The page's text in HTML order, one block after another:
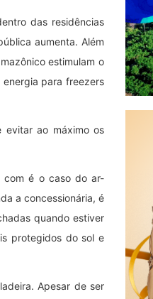
das residências
aumenta. Além
estimulam o
para freezers
evitar ao máximo os
com é o caso do ar-
a concessionária, é
quando estiver
protegidos do sol e
Apesar de ser